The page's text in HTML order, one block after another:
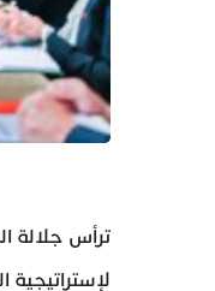
ترأس جلالة
لإستراتيجية